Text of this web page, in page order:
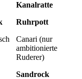
Kanalratte
Ruhrpott
Canari (nur
ambitionierte
Ruderer)
Sandrock